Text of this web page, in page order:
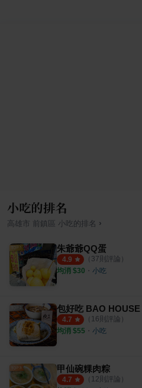
小吃的排名
高雄市 前鎮區 小吃 的排名 ›
朱爺爺QQ蛋
4.9 （ 37則評論）
均消 $30 ・ 小吃
包好吃 BAO
4.7 （ 16則評論）
均消 $55 ・ 小吃
甲仙碗粿肉粽
4.7 （ 12則評論）